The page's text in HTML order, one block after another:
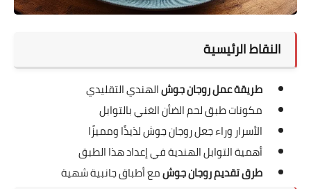
النقاط الرئيسية
طريقة عمل روجان جوشالهندي التقليدي
مكونات طبق لحم الضأن الغني بالتوابل
الأسرار وراء جعل روجان جوش لذيذًا ومميزًا
أهمية التوابل الهندية في إعداد هذا الطبق
طرق تقديم روجان جوشمع أطباق جانبية شهية